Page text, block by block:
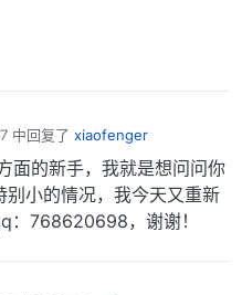
中回复了 xiaofenger
面的新手，我就是想问问你
小的情况，我今天又重新
：768620698，谢谢！